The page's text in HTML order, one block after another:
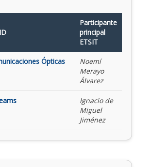
Participante
principal
ETSIT
Ópticas
Noemí
Merayo
Álvarez
Ignacio de
Miguel
Jiménez